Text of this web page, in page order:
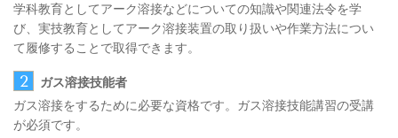
学科教育としてアーク溶接などについての知識や関連法令を学
び、実技教育としてアーク溶接装置の取り扱いや作業方法につい
て履修することで取得できます。
2 ガス溶接技能者
ガス溶接をするために必要な資格です。ガス溶接技能講習の受講
が必須です。